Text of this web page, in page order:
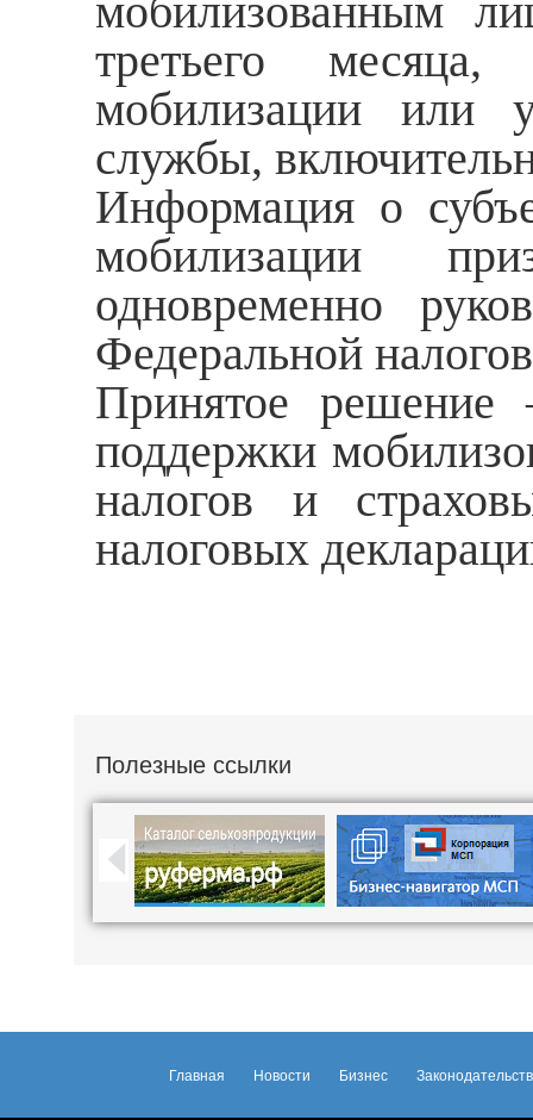
мобилизованным
третьего
мобилизации или
службы,
Информация о
мобилизации
одновременно
Федеральной
Принятое решение
поддержки
налогов и
налоговых
Полезные ссылки
Главная Новости Бизнес